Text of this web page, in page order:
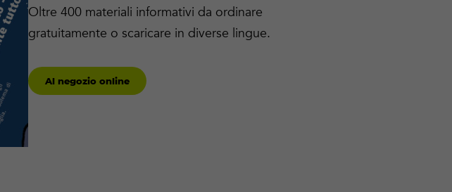
Oltre 400 materiali informativi da ordinare
gratuitamente o scaricare in diverse lingue.
Al negozio online